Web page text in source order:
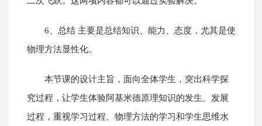
6、总结 主要是总结知识、能力、态度，尤其是使
物理方法显性化。
本节课的设计主旨，面向全体学生，突出科学探
究过程，让学生体验阿基米德原理知识的发生、发展
过程，重视学习过程、物理方法的学习和学生思维水